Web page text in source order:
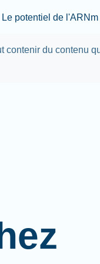
Le potentiel de l'ARNm
contenir du contenu